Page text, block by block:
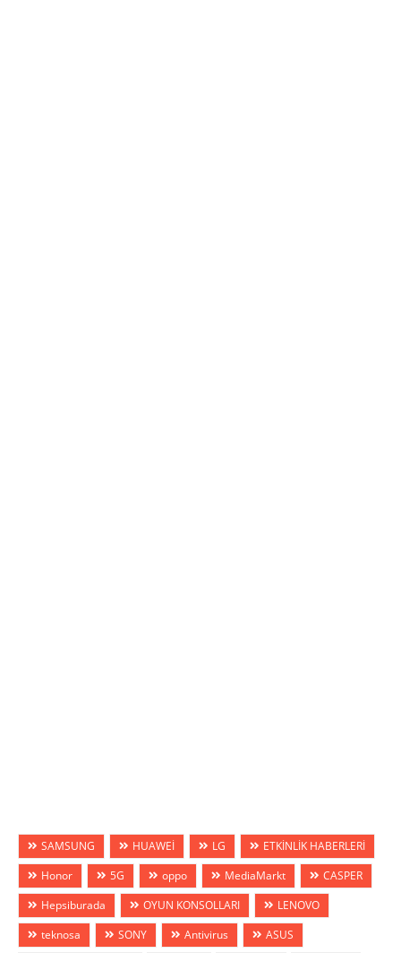
SAMSUNG HUAWEİ LG
ETKİNLİK HABERLERİ
Honor
5G oppo MediaMarkt
CASPER
Hepsiburada
OYUN KONSOLLARI
LENOVO
teknosa
SONY Antivirus ASUS